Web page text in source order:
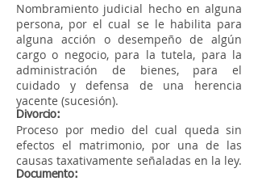
Nombramiento judicial hecho en alguna
persona, por el cual se le habilita para
alguna acción o desempeño de algún
cargo o negocio, para la tutela, para la
administración de bienes, para el
cuidado y defensa de una herencia
yacente (sucesión).
Divorcio:
Proceso por medio del cual queda sin
efectos el matrimonio, por una de las
causas taxativamente señaladas en la ley.
Documento: